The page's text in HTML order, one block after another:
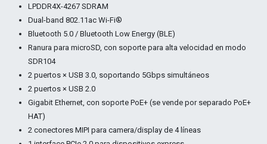
LPDDR4X-4267 SDRAM
Dual-band 802.11ac Wi-Fi®
Bluetooth 5.0 / Bluetooth Low Energy (BLE)
Ranura para microSD, con soporte para alta velocidad en modo
SDR104
2 puertos × USB 3.0, soportando 5Gbps simultáneos
2 puertos × USB 2.0
Gigabit Ethernet, con soporte PoE+ (se vende por separado PoE+
HAT)
2 conectores MIPI para camera/display de 4 líneas